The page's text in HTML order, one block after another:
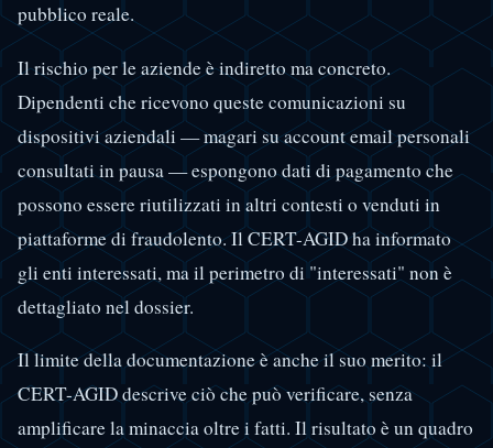
pubblico reale.
Il rischio per le aziende è indiretto ma concreto.
Dipendenti che ricevono queste comunicazioni su
dispositivi aziendali — magari su account email personali
consultati in pausa — espongono dati di pagamento che
possono essere riutilizzati in altri contesti o venduti in
piattaforme di fraudolento. Il CERT-AGID ha informato
gli enti interessati, ma il perimetro di "interessati" non è
dettagliato nel dossier.
Il limite della documentazione è anche il suo merito: il
CERT-AGID descrive ciò che può verificare, senza
amplificare la minaccia oltre i fatti. Il risultato è un quadro